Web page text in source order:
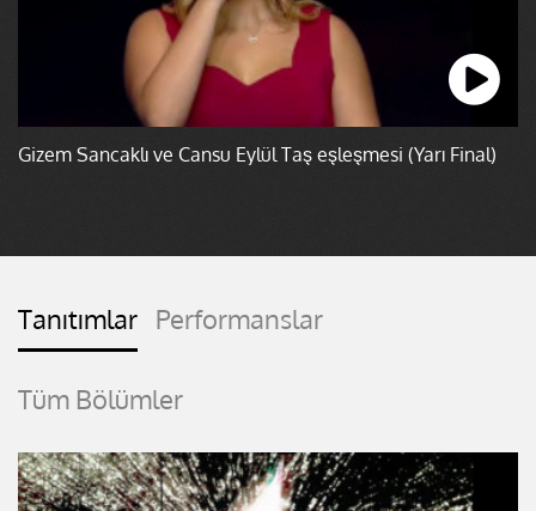
Gizem Sancaklı ve Cansu Eylül Taş eşleşmesi (Yarı Final)
Tanıtımlar Performanslar
Tüm Bölümler